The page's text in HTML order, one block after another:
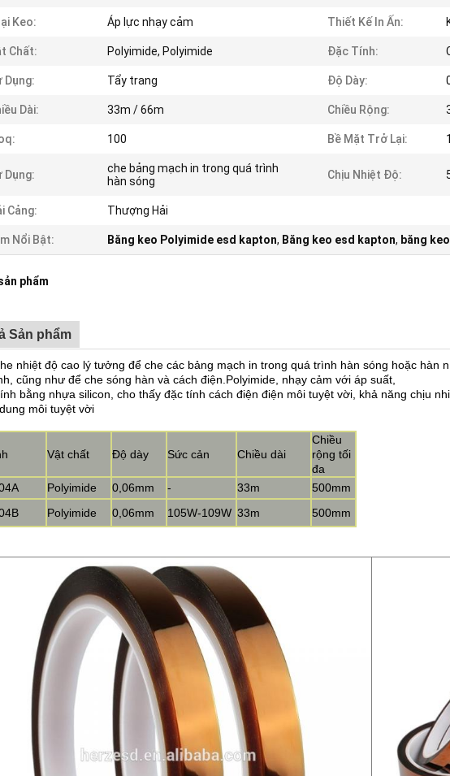
Keo: Áp lực nhạy cảm Thiết Kế In Ấn:
Chất: Polyimide, Polyimide Đặc Tính:
Dụng: Tẩy trang Độ Dày:
Dài: 33m / 66m Chiều Rộng:
100 Bề Mặt Trở Lại:
Dụng:
che bảng mạch in trong quá trình
hàn sóng
Chịu Nhiệt Độ:
Cảng: Thượng Hải
Nổi Bật: Băng keo Polyimide esd kapton, Băng keo esd kapton, băng
phẩm
Sản phẩm
nhiệt độ cao lý tưởng để che các bảng mạch in trong quá trình hàn sóng hoặc hàn
cũng như để che sóng hàn và cách điện.Polyimide, nhạy cảm với áp suất,
bằng nhựa silicon, cho thấy đặc tính cách điện điện môi tuyệt vời, khả năng chịu
môi tuyệt vời
Vật chất Độ dày Sức cản Chiều dài
Chiều
rộng tối
đa
Polyimide 0,06mm - 33m
500mm
Polyimide 0,06mm 105W-109W 33m 500mm